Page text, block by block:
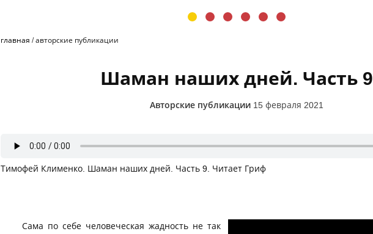
главная /авторские публикации
Шаман наших дней. Часть 9
Авторские публикации 15 февраля 2021
Тимофей Клименко. Шаман наших дней. Часть 9. Читает Гриф
Сама по себе человеческая жадность не так